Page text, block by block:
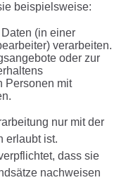
beispielsweise:
(in einer
verarbeiten.
oder zur
Personen mit
nur mit der
erlaubt ist.
dass sie
nachweisen